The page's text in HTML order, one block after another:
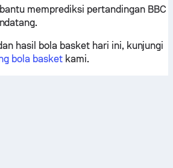
memprediksi pertandingan BBC
hasil bola basket hari ini, kunjungi
bola basket kami.